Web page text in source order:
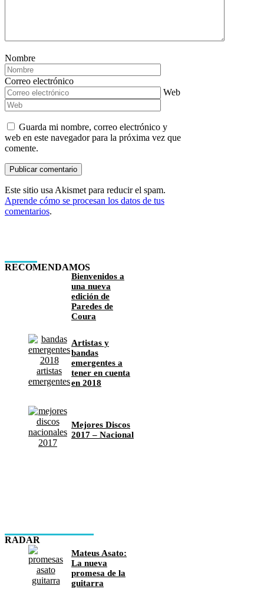
Nombre
Correo electrónico
Web
Guarda mi nombre, correo electrónico y
web en este navegador para la próxima vez que
comente.
Este sitio usa Akismet para reducir el spam.
Aprende cómo se procesan los datos de tus
comentarios.
RECOMENDAMOS
Bienvenidos a
una nueva
edición de
Paredes de
Coura
Artistas y
bandas
emergentes a
tener en cuenta
en 2018
Mejores Discos
2017 – Nacional
RADAR
Mateus Asato:
La nueva
promesa de la
guitarra